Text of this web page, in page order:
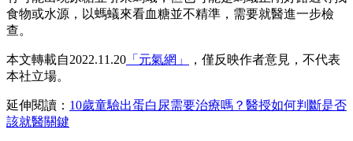
食物或水源，以螞蟻來看血糖並不精準，需要就醫進一步檢
查。
本文轉載自2022.11.20 「元氣網」
，僅反映作者意見，不代表
本社立場。
延伸閱讀： 10歲童驗出蛋白尿需要治療嗎？醫授如何判斷是否
該就醫關鍵